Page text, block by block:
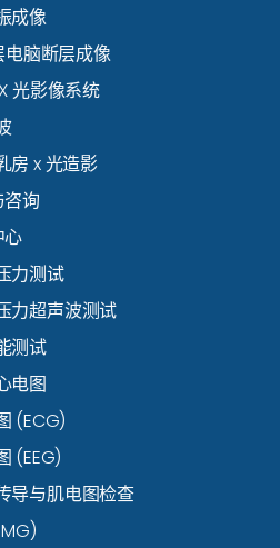
成像
电脑断层成像
光影像系统
房 x 光造影
询
心
力测试
力超声波测试
测试
电图
(ECG)
(EEG)
导与肌电图检查